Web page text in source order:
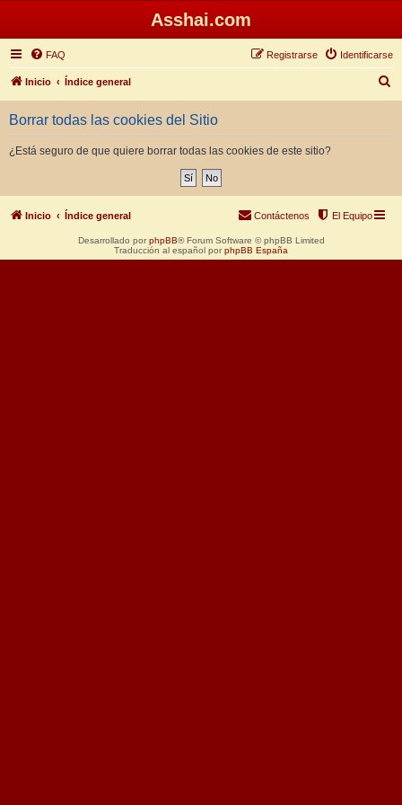
Asshai.com
FAQ Identificarse
Registrarse
Inicio Índice general
u
Borrar todas las cookies del Sitio
¿Está seguro de que quiere borrar todas las cookies de este sitio?
Inicio Índice general El Equipo
Contáctenos
Desarrollado por phpBB® Forum Software © phpBB Limited
Traducción al español por phpBB España